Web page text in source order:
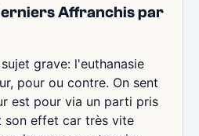
Affranchis par
grave: l'euthanasie
pour ou contre. On sent
est pour via un parti pris
son effet car très vite